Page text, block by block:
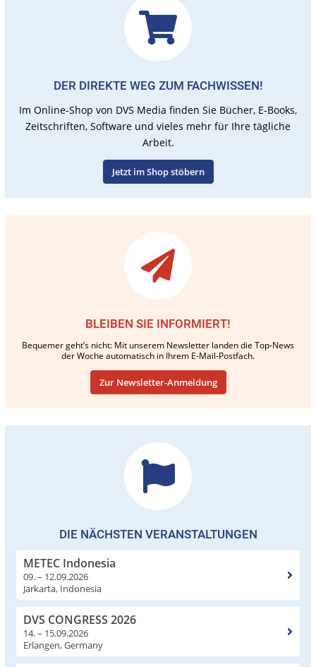
DER DIREKTE WEG ZUM FACHWISSEN!
Im Online-Shop von DVS Media finden Sie Bücher, E-Books,
Zeitschriften, Software und vieles mehr für Ihre tägliche
Arbeit.
Jetzt im Shop stöbern
BLEIBEN SIE INFORMIERT!
Bequemer geht’s nicht: Mit unserem Newsletter landen die Top-News
der Woche automatisch in Ihrem E-Mail-Postfach.
Zur Newsletter-Anmeldung
DIE NÄCHSTEN VERANSTALTUNGEN
METEC Indonesia
09. – 12.09.2026
Jarkarta, Indonesia
DVS CONGRESS 2026
14. – 15.09.2026
Erlangen, Germany